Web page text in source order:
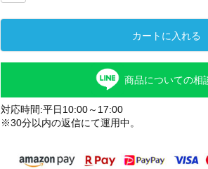
カートに入れる
商品についての相
対応時間:平日10:00～17:00
※30分以内の返信にて運用中。